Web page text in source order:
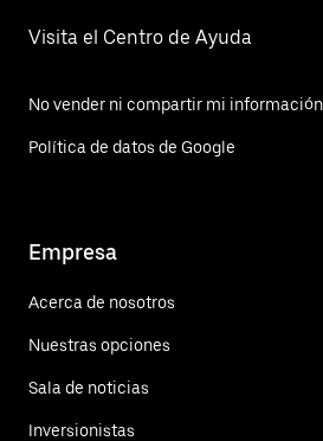
Visita el Centro de Ayuda
No vender ni compartir mi
Política de datos de Google
Empresa
Acerca de nosotros
Nuestras opciones
Sala de noticias
Inversionistas